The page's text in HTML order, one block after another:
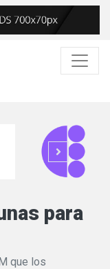
para
que los